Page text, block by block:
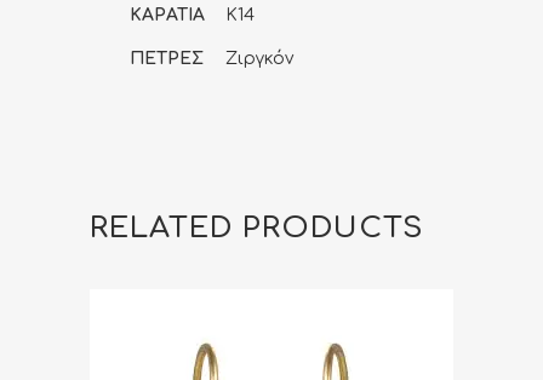
ΚΑΡΑΤΙΑ K14
ΠΕΤΡΕΣ Ζιργκόν
RELATED PRODUCTS